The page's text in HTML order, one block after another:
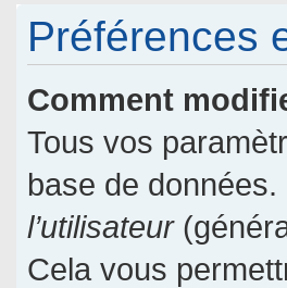
Préférences
Comment
Tous vos
base de
l’utilisateur
Cela vous